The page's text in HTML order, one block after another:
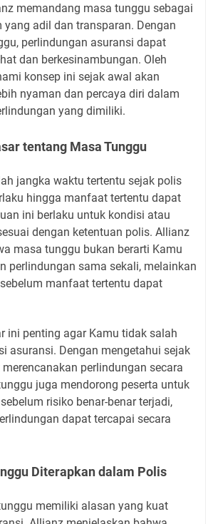
memandang masa tunggu sebagai
yang adil dan transparan. Dengan
perlindungan asuransi dapat
dan berkesinambungan. Oleh
konsep ini sejak awal akan
nyaman dan percaya diri dalam
yang dimiliki.
tentang Masa Tunggu
jangka waktu tertentu sejak polis
hingga manfaat tertentu dapat
ini berlaku untuk kondisi atau
dengan ketentuan polis. Allianz
masa tunggu bukan berarti Kamu
perlindungan sama sekali, melainkan
manfaat tertentu dapat
ini penting agar Kamu tidak salah
asuransi. Dengan mengetahui sejak
perlindungan secara
juga mendorong peserta untuk
risiko benar-benar terjadi,
dapat tercapai secara
Diterapkan dalam Polis
memiliki alasan yang kuat